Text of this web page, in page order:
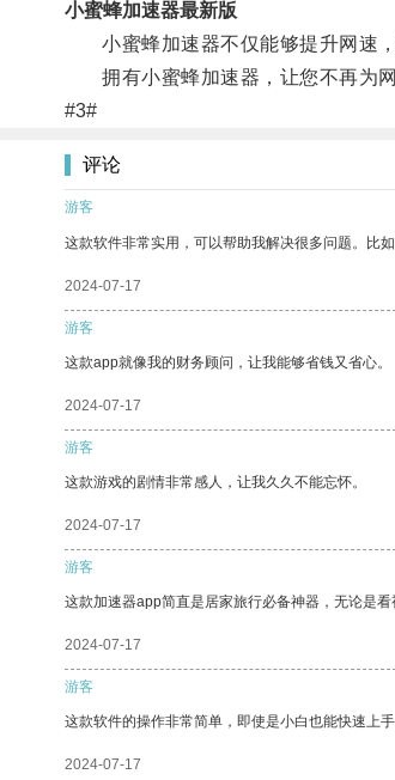
小蜜蜂加速器最新版
小蜜蜂加速器不仅能够提升网速，
拥有小蜜蜂加速器，让您不再为网
#3#
评论
游客
这款软件非常实用，可以帮助我解决很多问题。比
2024-07-17
游客
这款app就像我的财务顾问，让我能够省钱又省心。
2024-07-17
游客
这款游戏的剧情非常感人，让我久久不能忘怀。
2024-07-17
游客
这款加速器app简直是居家旅行必备神器，无论是
2024-07-17
游客
这款软件的操作非常简单，即使是小白也能快速上手
2024-07-17